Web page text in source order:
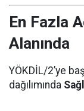
En Fazla
Alanında
YÖKDİL/2’ye
dağılımında